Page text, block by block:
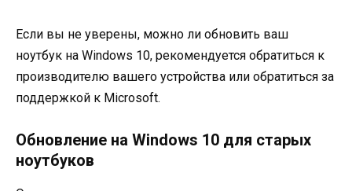
Если вы не уверены, можно ли обновить ваш
ноутбук на Windows 10, рекомендуется обратиться к
производителю вашего устройства или обратиться за
поддержкой к Microsoft.
Обновление на Windows 10 для старых
ноутбуков